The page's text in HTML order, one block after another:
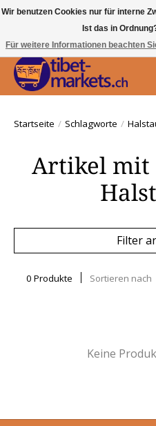
Handwerkskunst vom Dach der Welt.
Holen Sie sich ein Stück Tibet.
Startseite / Schlagworte /
Artikel mit
Filter
0 Produkte Sortieren nach
Keine
Wir benutzen Cookies nur für interne
Ist das in
Für weitere Informationen beachten